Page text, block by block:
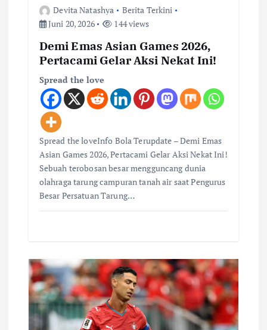
Devita Natashya
Berita Terkini
Juni 20, 2026
144 views
Demi Emas Asian Games 2026,
Pertacami Gelar Aksi Nekat Ini!
Spread the love
Spread the loveInfo Bola Terupdate – Demi Emas
Asian Games 2026, Pertacami Gelar Aksi Nekat Ini!
Sebuah terobosan besar mengguncang dunia
olahraga tarung campuran tanah air saat Pengurus
Besar Persatuan Tarung…